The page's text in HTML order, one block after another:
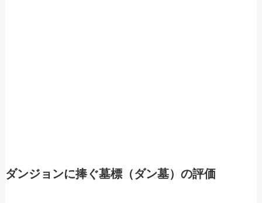
ダンジョンに捧ぐ墓標（ダン墓）の評価